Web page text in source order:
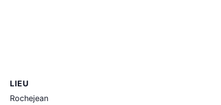
LIEU
Rochejean